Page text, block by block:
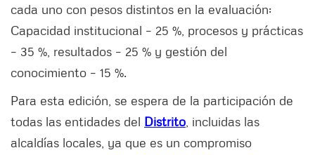
cada uno con pesos distintos en la evaluación:
Capacidad institucional – 25 %, procesos y prácticas
– 35 %, resultados – 25 % y gestión del
conocimiento – 15 %.
Para esta edición, se espera de la participación de
todas las entidades del Distrito , incluidas las
alcaldías locales, ya que es un compromiso